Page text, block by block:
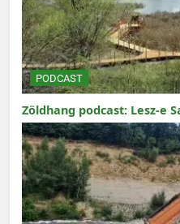
PODCAST
Zöldhang podcast: Lesz-e